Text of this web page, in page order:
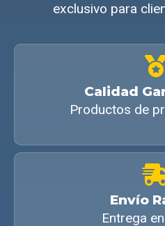
exclusivo para
Calidad
Productos de
Envío
Entrega